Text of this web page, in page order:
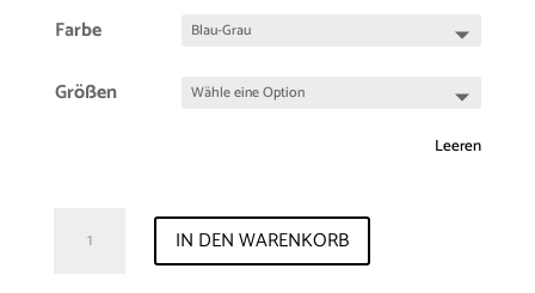
Farbe
Größen
Leeren
"Paulina"
IN DEN WARENKORB